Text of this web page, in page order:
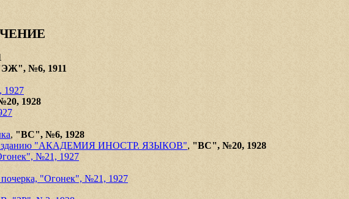
№6, 1911
1927
1928
, "ВС", №6, 1928
"АКАДЕМИЯ ИНОСТР. ЯЗЫКОВ", "ВС", №20, 1928
№21, 1927
"Огонек", №21, 1927